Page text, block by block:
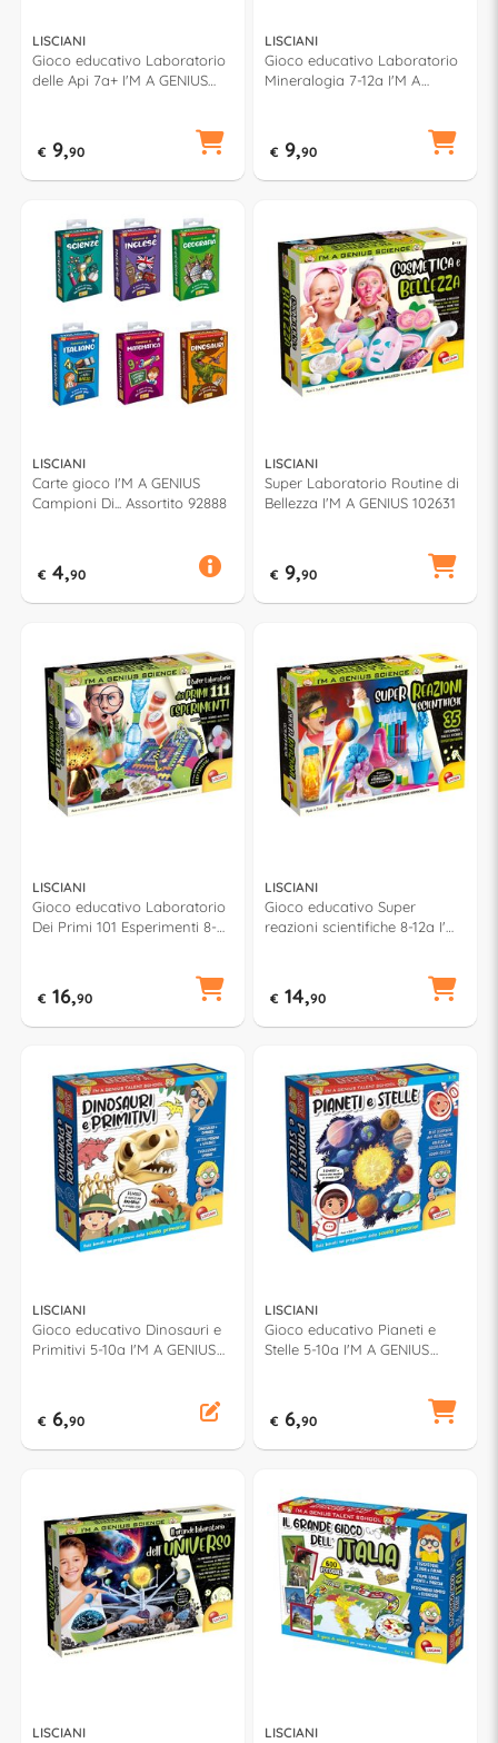
LISCIANI
Gioco educativo Laboratorio
delle Api 7a+ I'M A GENIUS
€ 9,90
LISCIANI
Gioco educativo Laboratorio
Mineralogia 7-12a I'M A
€ 9,90
LISCIANI
Carte gioco I'M A GENIUS
Campioni Di... Assortito 92888
€ 4,90
LISCIANI
Super Laboratorio Routine di
Bellezza I'M A GENIUS 102631
€ 9,90
LISCIANI
Gioco educativo Laboratorio
Dei Primi 101 Esperimenti 8-
€ 16,90
LISCIANI
Gioco educativo Super
reazioni scientifiche 8-12a I'M
€ 14,90
LISCIANI
Gioco educativo Dinosauri e
Primitivi 5-10a I'M A GENIUS
€ 6,90
LISCIANI
Gioco educativo Pianeti e
Stelle 5-10a I'M A GENIUS
€ 6,90
LISCIANI LISCIANI